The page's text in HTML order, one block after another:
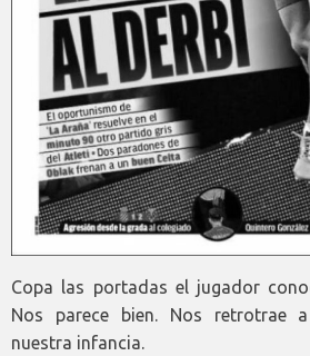
Copa las portadas el jugador
Nos parece bien. Nos retrotrae
nuestra infancia.